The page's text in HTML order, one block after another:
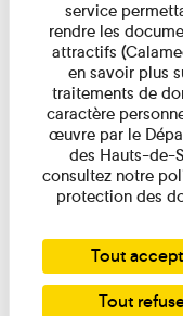
sportives, ou
d’infrastructures
terminées pour
comme
bureaucratiques,
corruption…
service
rendre les
attractifs
en savoir plus
traitements de
caractère
œuvre par le
des Hauts-de-
consultez notre
protection des
Tout
Tout